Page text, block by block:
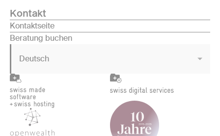
Kontakt
Kontaktseite
Beratung buchen
Deutsch